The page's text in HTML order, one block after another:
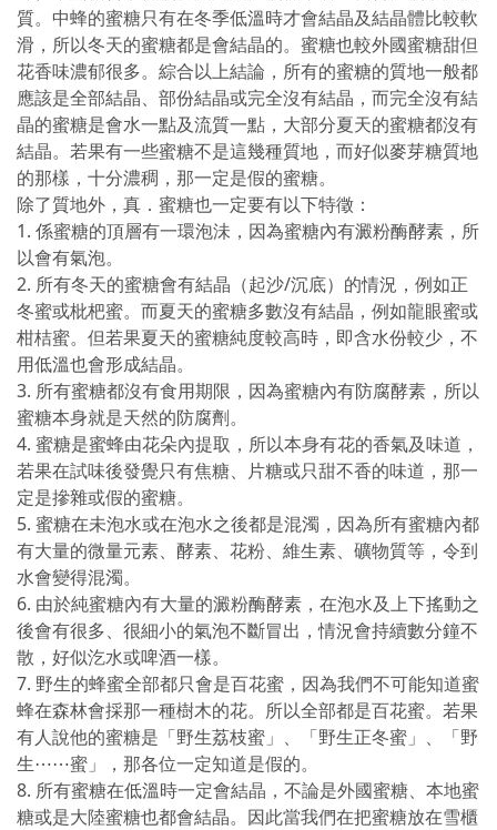
質。中蜂的蜜糖只有在冬季低溫時才會結晶及結晶體比較軟
滑，所以冬天的蜜糖都是會結晶的。蜜糖也較外國蜜糖甜但
花香味濃郁很多。綜合以上結論，所有的蜜糖的質地一般都
應該是全部結晶、部份結晶或完全沒有結晶，而完全沒有結
晶的蜜糖是會水一點及流質一點，大部分夏天的蜜糖都沒有
結晶。若果有一些蜜糖不是這幾種質地，而好似麥芽糖質地
的那樣，十分濃稠，那一定是假的蜜糖。
除了質地外，真．蜜糖也一定要有以下特徵：
1. 係蜜糖的頂層有一環泡沬，因為蜜糖內有澱粉酶酵素，所
以會有氣泡。
2. 所有冬天的蜜糖會有結晶（起沙/沉底）的情況，例如正
冬蜜或枇杷蜜。而夏天的蜜糖多數沒有結晶，例如龍眼蜜或
柑桔蜜。但若果夏天的蜜糖純度較高時，即含水份較少，不
用低溫也會形成結晶。
3. 所有蜜糖都沒有食用期限，因為蜜糖內有防腐酵素，所以
蜜糖本身就是天然的防腐劑。
4. 蜜糖是蜜蜂由花朵內提取，所以本身有花的香氣及味道，
若果在試味後發覺只有焦糖、片糖或只甜不香的味道，那一
定是摻雜或假的蜜糖。
5. 蜜糖在未泡水或在泡水之後都是混濁，因為所有蜜糖內都
有大量的微量元素、酵素、花粉、維生素、礦物質等，令到
水會變得混濁。
6. 由於純蜜糖內有大量的澱粉酶酵素，在泡水及上下搖動之
後會有很多、很細小的氣泡不斷冒出，情況會持續數分鐘不
散，好似汔水或啤酒一樣。
7. 野生的蜂蜜全部都只會是百花蜜，因為我們不可能知道蜜
蜂在森林會採那一種樹木的花。所以全部都是百花蜜。若果
有人說他的蜜糖是「野生荔枝蜜」、「野生正冬蜜」、「野
生⋯⋯蜜」，那各位一定知道是假的。
8. 所有蜜糖在低溫時一定會結晶，不論是外國蜜糖、本地蜜
糖或是大陸蜜糖也都會結晶。因此當我們在把蜜糖放在雪櫃